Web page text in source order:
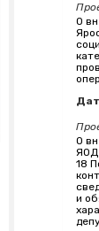
О
О
ЯОД
18
и